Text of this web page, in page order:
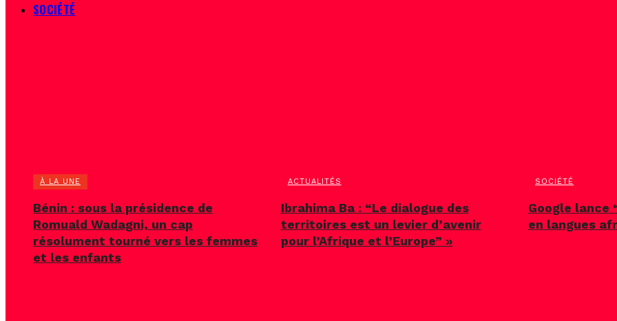
SOCIÉTÉ
À LA UNE
Bénin : sous la présidence de
Romuald Wadagni, un cap
résolument tourné vers les femmes
et les enfants
ACTUALITÉS
Ibrahima Ba : “Le dialogue des
territoires est un levier d’avenir
pour l’Afrique et l’Europe” »
SOCIÉTÉ
Google lance
en langues